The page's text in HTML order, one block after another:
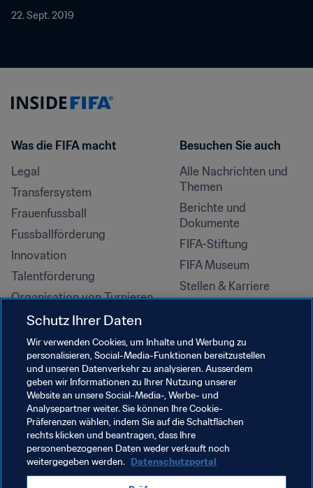
22. Sept. 2019
Was die FIFA macht
Legal
Transfersystem
Frauenfussball
Fussballförderung
Innovation
Talentförderung
Organisation von Turnieren
Nachhaltigkeit
Menschenrechte und
Antidiskriminierung
Gesundheit und Medizin
Bildungsinitiativen
Besuchen Sie auch
Alle Nachrichten und
Themen
Berichte und
Dokumente
FIFA-Stiftung
FIFA Museum
Stellen & Karriere
Schutz Ihrer Daten
Wir verwenden Cookies, um Inhalte und Werbung zu
personalisieren, Social-Media-Funktionen bereitzustellen
und unseren Datenverkehr zu analysieren. Ausserdem
geben wir Informationen zu Ihrer Nutzung unserer
Website an unsere Social-Media-, Werbe- und
Analysepartner weiter. Sie können Ihre Cookie-
Präferenzen wählen, indem Sie auf die Schaltflächen
rechts klicken und beantragen, dass Ihre
personenbezogenen Daten weder verkauft noch
weitergegeben werden. Datenschutzportal